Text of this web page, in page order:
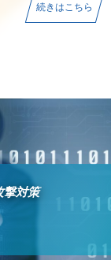
続きはこちら
撃対策